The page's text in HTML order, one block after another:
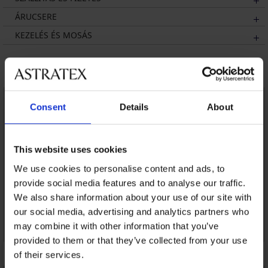
Consent Details About
This website uses cookies
We use cookies to personalise content and ads, to
provide social media features and to analyse our traffic.
We also share information about your use of our site with
our social media, advertising and analytics partners who
may combine it with other information that you’ve
provided to them or that they’ve collected from your use
of their services.
ÁRUCSERE
KEZELÉS ÉS MOSÁS
Talán tetszeni fog